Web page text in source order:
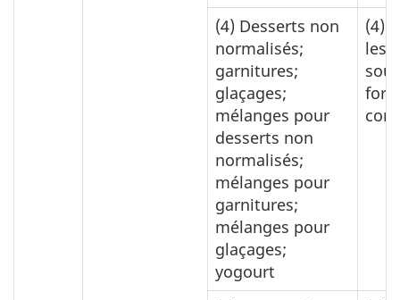
(4) Desserts non
normalisés;
garnitures;
glaçages;
mélanges pour
desserts non
normalisés;
mélanges pour
garnitures;
mélanges pour
glaçages;
yogourt
(4)
les